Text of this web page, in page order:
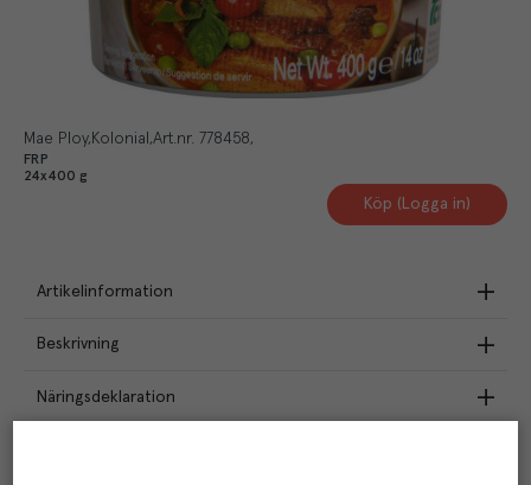
Mae Ploy Kolonial Art.nr. 778458
FRP
24x400 g
Köp (Logga in)
Artikelinformation
Beskrivning
Näringsdeklaration